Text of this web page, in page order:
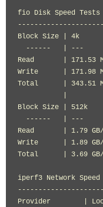
fio Disk Speed
Block Size | 4k
------   | ---
Read       | 171.53
Write      | 171.98
Total      | 343.51
Block Size | 512k
------   | ---
Read       | 1.79
Write      | 1.89
Total      | 3.69
iperf3 Network
Provider        |